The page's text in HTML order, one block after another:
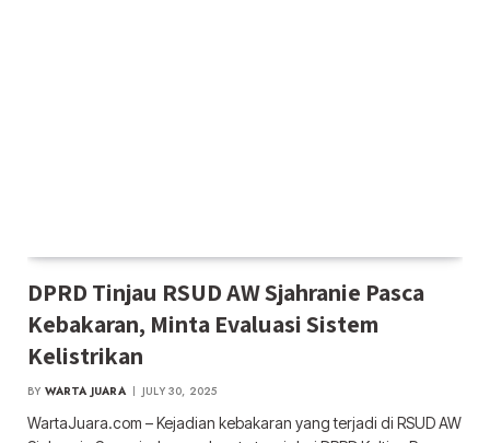
DPRD Tinjau RSUD AW Sjahranie Pasca
Kebakaran, Minta Evaluasi Sistem
Kelistrikan
BY WARTA JUARA JULY 30, 2025
WartaJuara.com – Kejadian kebakaran yang terjadi di RSUD AW